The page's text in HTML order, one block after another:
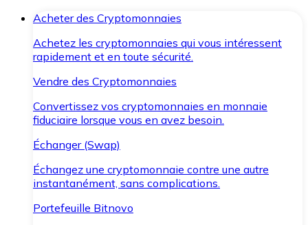
Acheter des Cryptomonnaies
Achetez les cryptomonnaies qui vous intéressent
rapidement et en toute sécurité.
Vendre des Cryptomonnaies
Convertissez vos cryptomonnaies en monnaie
fiduciaire lorsque vous en avez besoin.
Échanger (Swap)
Échangez une cryptomonnaie contre une autre
instantanément, sans complications.
Portefeuille Bitnovo